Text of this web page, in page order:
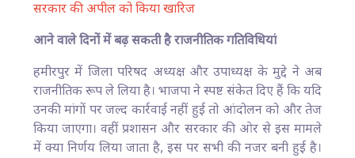
सरकार की अपील को किया खारिज
आने वाले दिनों में बढ़ सकती है राजनीतिक गतिविधियां
हमीरपुर में जिला परिषद अध्यक्ष और उपाध्यक्ष के मुद्दे ने अब
राजनीतिक रूप ले लिया है। भाजपा ने स्पष्ट संकेत दिए हैं कि यदि
उनकी मांगों पर जल्द कार्रवाई नहीं हुई तो आंदोलन को और तेज
किया जाएगा। वहीं प्रशासन और सरकार की ओर से इस मामले
में क्या निर्णय लिया जाता है, इस पर सभी की नजर बनी हुई है।